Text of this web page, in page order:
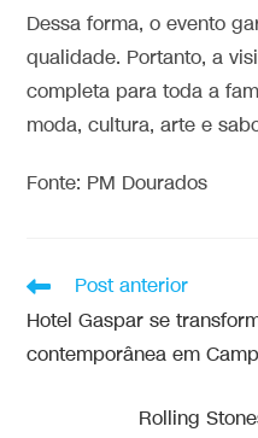
Dessa forma, o evento
qualidade. Portanto, a
completa para toda a
moda, cultura, arte e
Fonte: PM Dourados
Post anterior
Hotel Gaspar se
contemporânea em
Rolling